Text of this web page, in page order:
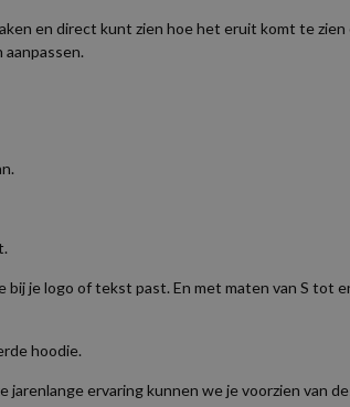
en direct kunt zien hoe het eruit komt te
je logo of tekst past. En met maten van S tot
hoodie.
ervaring kunnen we je voorzien van